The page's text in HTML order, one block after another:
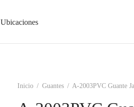
Ubicaciones
Inicio / Guantes / A-2003PVC Guante